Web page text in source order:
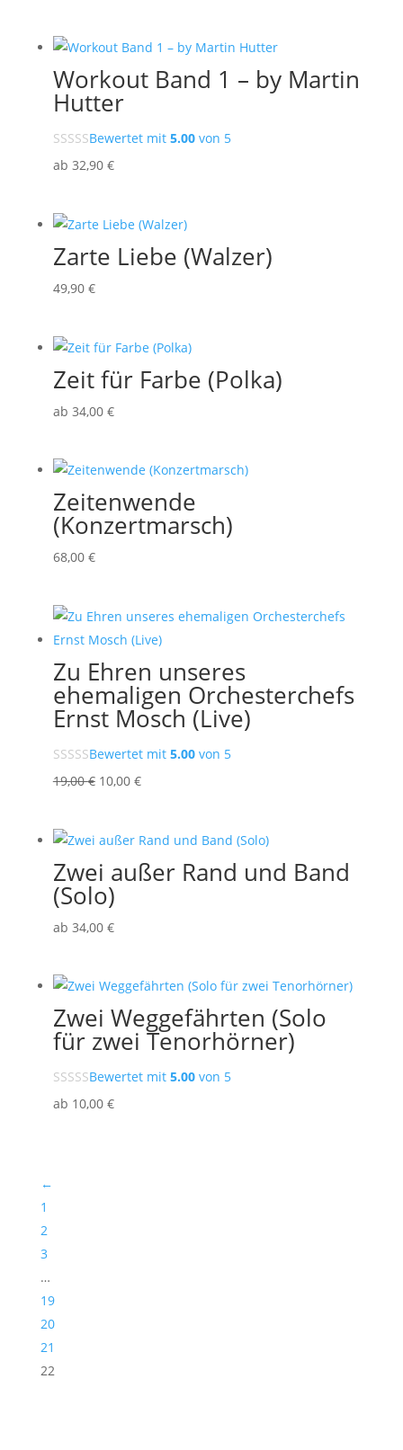
Workout Band 1 – by Martin
Hutter
Bewertet mit 5.00von 5
ab 32,90 €
Zarte Liebe (Walzer)
49,90 €
Zeit für Farbe (Polka)
ab 34,00 €
Zeitenwende
(Konzertmarsch)
68,00 €
Zu Ehren unseres
ehemaligen Orchesterchefs
Ernst Mosch (Live)
Bewertet mit 5.00von 5
19,00€ Ursprünglicher
19,00 €
10,00 €Aktueller
10,00 €.
Zwei außer Rand und Band
(Solo)
ab 34,00 €
Zwei Weggefährten (Solo
für zwei Tenorhörner)
Bewertet mit 5.00von 5
ab 10,00 €
←
1
2
3
…
19
20
21
22